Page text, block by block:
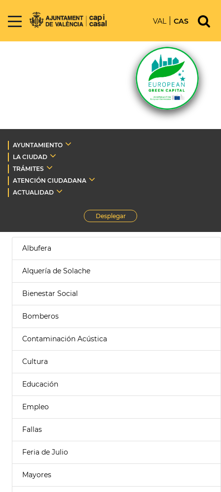
VAL CAS
AYUNTAMIENTO
LA CIUDAD
TRÁMITES
ATENCIÓN CIUDADANA
ACTUALIDAD
Desplegar
Albufera
Alquería de Solache
Bienestar Social
Bomberos
Contaminación Acústica
Cultura
Educación
Empleo
Fallas
Feria de Julio
Mayores